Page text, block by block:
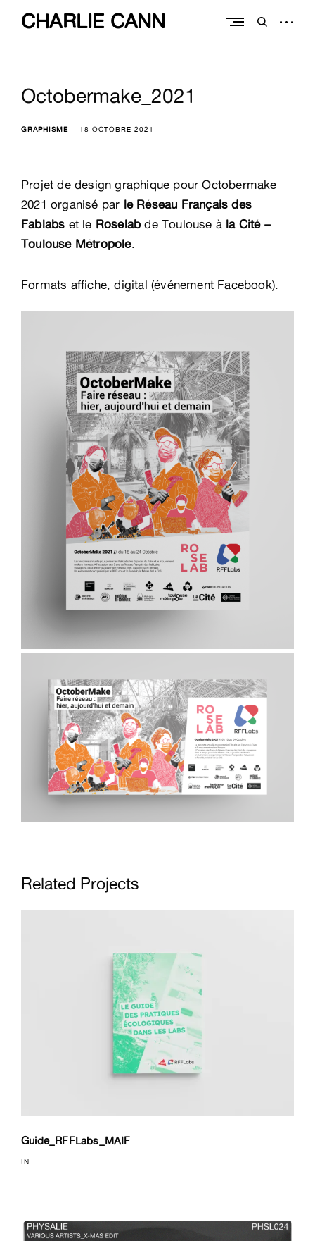
contentCHARLIE CANN
openopen
Octobermake_2021
GRAPHISME 18 OCTOBRE 2021
Projet de design graphique pour Octobermake
2021 organisé par le Réseau Français des
Fablabs et le Roselabde Toulouse à la Cité –
Toulouse Métropole.
Formats affiche, digital (événement Facebook).
Related Projects
Guide_RFFLabs_MAIF
IN